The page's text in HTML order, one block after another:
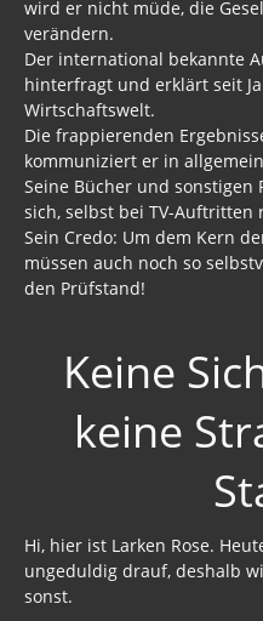
wird er nicht müde, die
verändern.
Der international bekannte
hinterfragt und erklärt seit
Wirtschaftswelt.
Die frappierenden
kommuniziert er in
Seine Bücher und
sich, selbst bei TV-Auftritten
Sein Credo: Um dem Kern
müssen auch noch so
den Prüfstand!
Keine
keine
Hi, hier ist Larken Rose.
ungeduldig drauf, deshalb
sonst.